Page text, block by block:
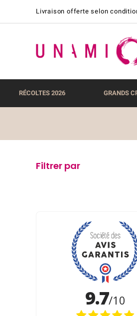
Livraison offerte selon
RÉCOLTES 2026 GRANDS
Filtrer par